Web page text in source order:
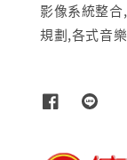
影像系統整
規劃,各式音